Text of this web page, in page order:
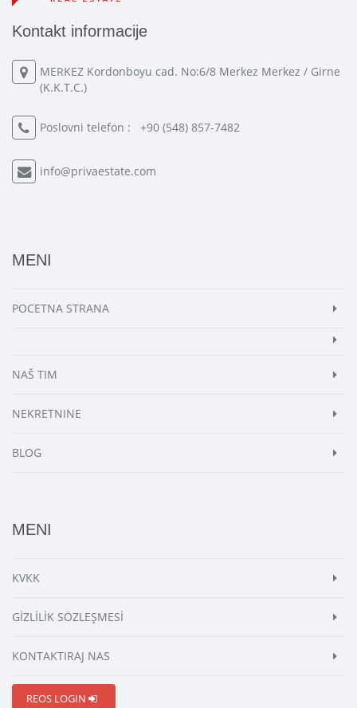
Kontakt informacije
MERKEZ Kordonboyu cad. No:6/8 Merkez Merkez / Girne
(K.K.T.C.)
Poslovni telefon : +90 (548) 857-7482
info@privaestate.com
MENI
POCETNA STRANA
NAŠ TIM
NEKRETNINE
BLOG
MENI
KVKK
GİZLİLİK SÖZLEŞMESİ
KONTAKTIRAJ NAS
REOS LOGIN